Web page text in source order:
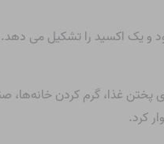
و یک اکسید را تشکیل می دهد.
غذا، گرم کردن خانه‌ها،
کرد.